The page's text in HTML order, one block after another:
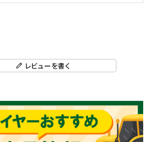
レビューを書く